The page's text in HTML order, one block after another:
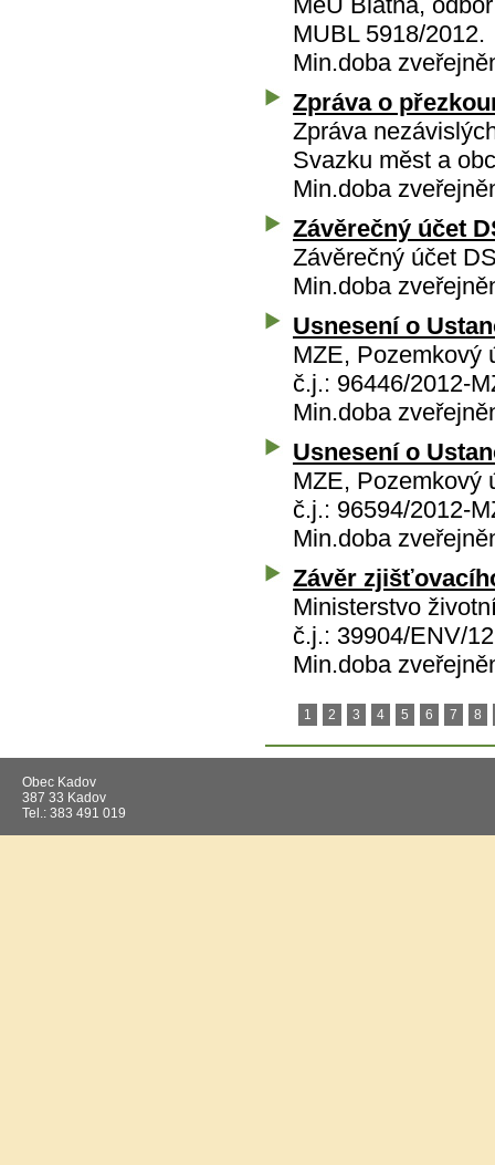
MUBL 5918/2012.
Min.doba
Zpráva o
Zpráva
Svazku měst a
Min.doba
Závěrečný účet
Závěrečný účet
Min.doba
Usnesení o
MZE, Pozemkový
č.j.: 96446/2012-
Min.doba
Usnesení o
MZE, Pozemkový
č.j.: 96594/2012-
Min.doba
Závěr
Ministerstvo
č.j.: 39904/ENV/
Min.doba
1 2 3 4 5 6 7 8
Obec Kadov
387 33 Kadov
Tel.: 383 491 019